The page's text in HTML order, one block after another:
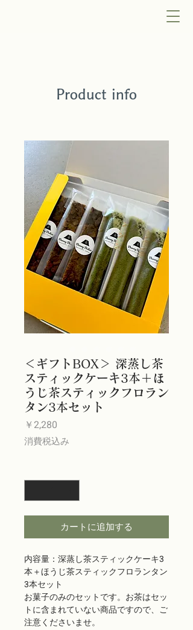
Product info
＜ギフトBOX＞ 深蒸し茶
スティックケーキ3本＋ほ
うじ茶スティックフロラン
タン3本セット
￥2,280
格
消費税込み
カートに追加する
内容量：深蒸し茶スティックケーキ3
本＋ほうじ茶スティックフロランタン
3本セット
お菓子のみのセットです。お茶はセッ
トに含まれていない商品ですので、ご
注意くださいませ。